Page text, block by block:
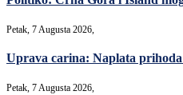
Petak, 7 Augusta 2026,
Uprava carina: Naplata
Petak, 7 Augusta 2026,